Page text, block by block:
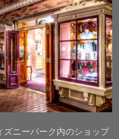
ズニーパーク内のショップ